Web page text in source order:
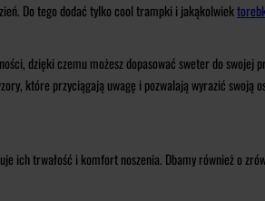
Do tego dodać tylko cool trampki i jakąkolwiek
dzięki czemu możesz dopasować sweter do
które przyciągają uwagę i pozwalają wyrazić
ich trwałość i komfort noszenia. Dbamy również o